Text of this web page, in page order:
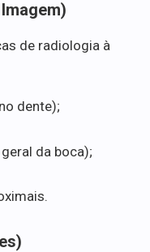
de radiologia à
dente);
da boca);